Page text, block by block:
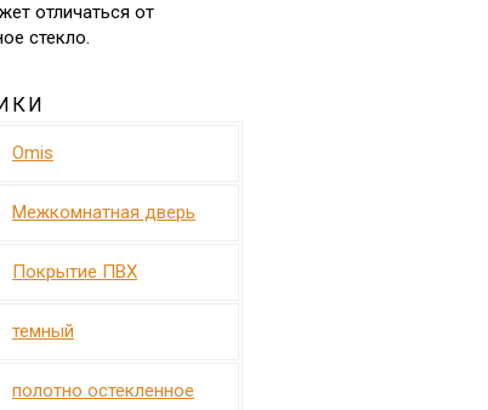
отличаться от
стекло.
Omis
Межкомнатная дверь
Покрытие ПВХ
темный
полотно остекленное